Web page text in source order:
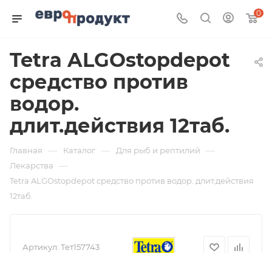
0
Tetra ALGOstopdepot
средство против
водор.
длит.действия 12таб.
Главная — Каталог — Для рыб и рептилий —
Лекарства —
Tetra ALGOstopdepot средство против водор. длит.действия
12таб.
Артикул: Тет157743